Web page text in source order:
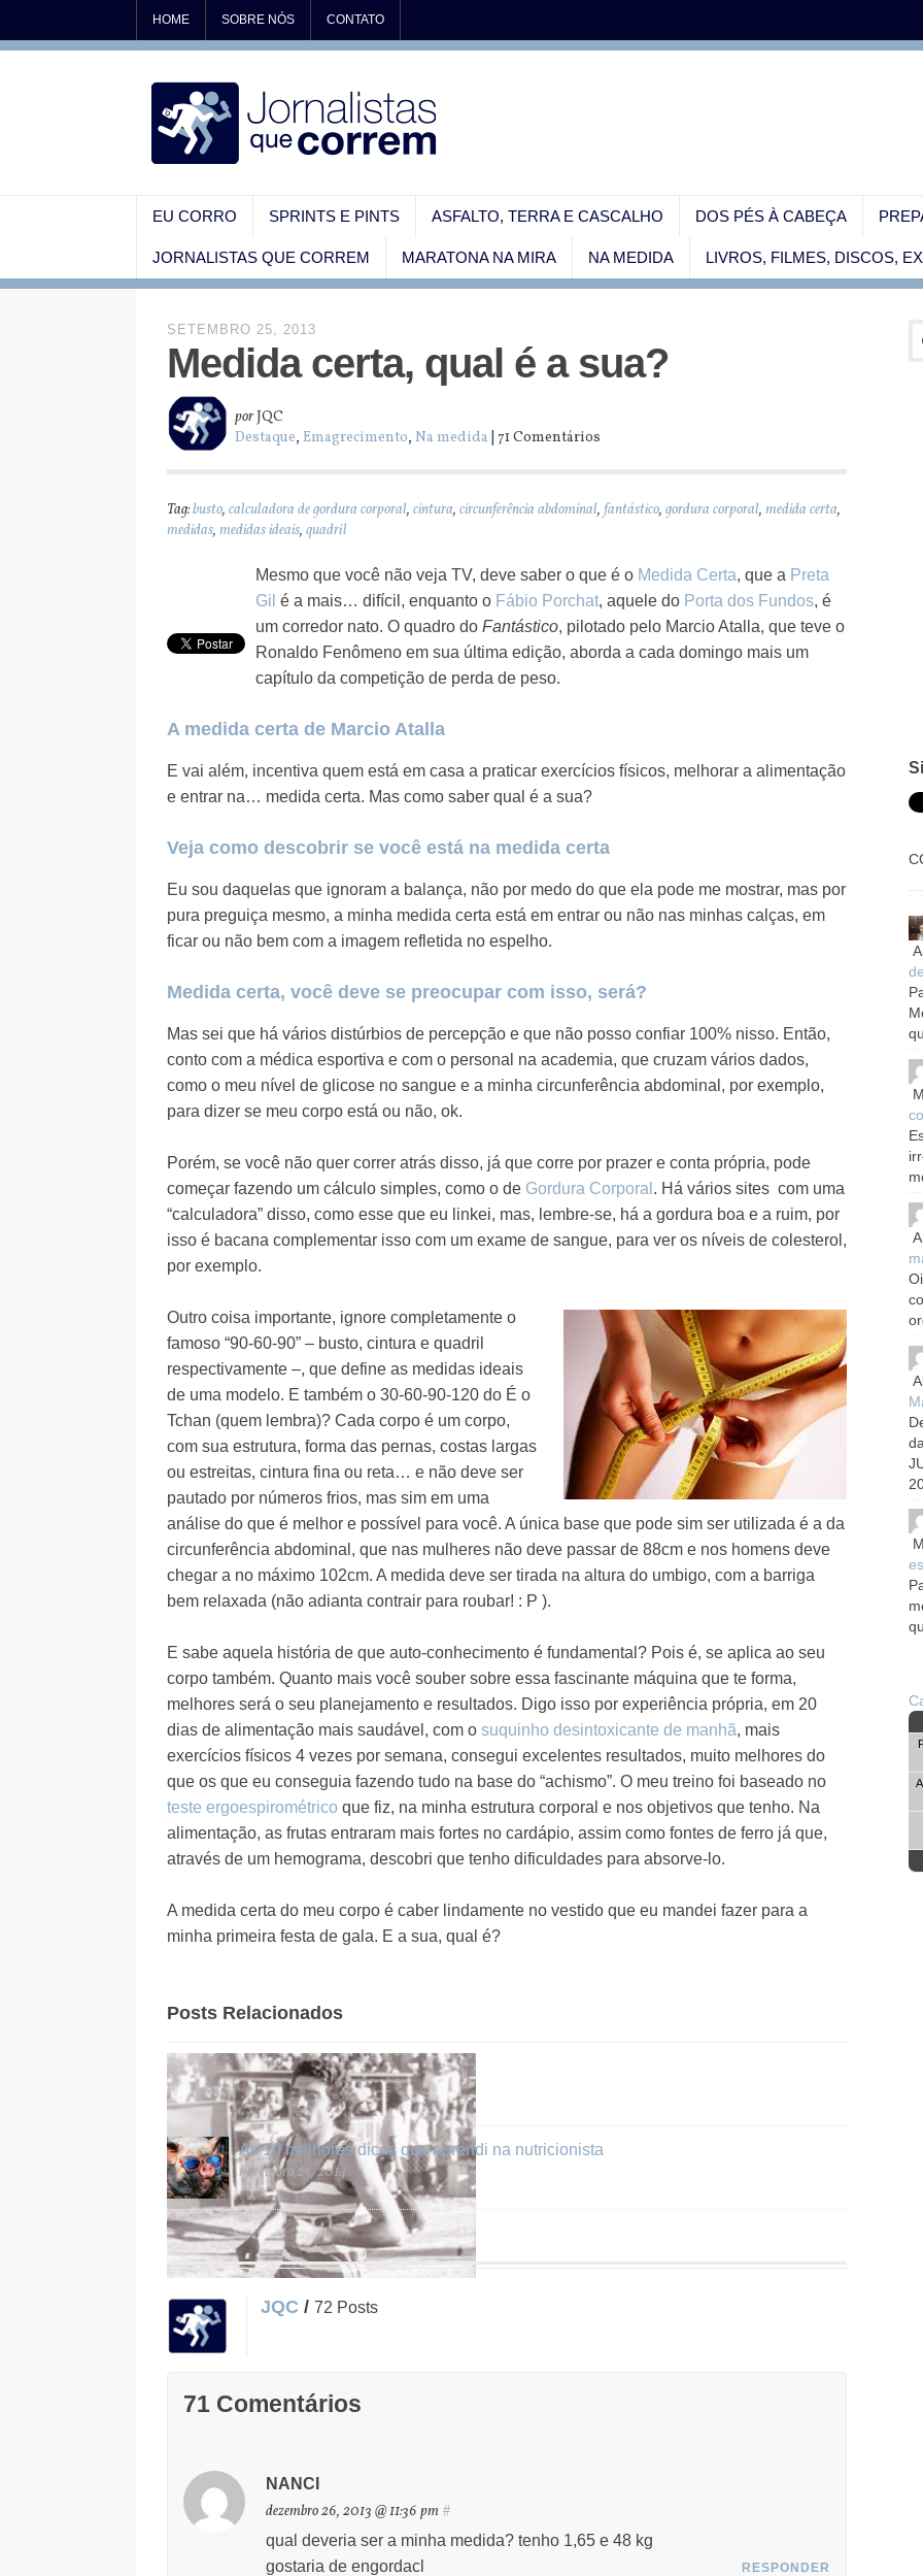
HOME SOBRE NÓS CONTATO
EU CORRO SPRINTS E PINTS ASFALTO, TERRA E CASCALHO DOS PÉS À CABEÇA
JORNALISTAS QUE CORREM MARATONA NA MIRA NA MEDIDA LIVROS, FILMES, DISCOS,
SETEMBRO 25, 2013
Medida certa, qual é a sua?
porJQC
Destaque, Emagrecimento, Na medida | 71 Comentários
Tag:busto, calculadora de gordura corporal, cintura, circunferência abdominal, fantástico, gordura corporal, medida certa,
medidas, medidas ideais, quadril
Mesmo que você não veja TV, deve saber o que é o Medida Certa, que a Preta
Gil é a mais… difícil, enquanto o Fábio Porchat, aquele do Porta dos Fundos, é
um corredor nato. O quadro do Fantástico, pilotado pelo Marcio Atalla, que teve o
Ronaldo Fenômeno em sua última edição, aborda a cada domingo mais um
capítulo da competição de perda de peso.
A medida certa de Marcio Atalla
E vai além, incentiva quem está em casa a praticar exercícios físicos, melhorar a alimentação
e entrar na… medida certa. Mas como saber qual é a sua?
Veja como descobrir se você está na medida certa
Eu sou daquelas que ignoram a balança, não por medo do que ela pode me mostrar, mas por
pura preguiça mesmo, a minha medida certa está em entrar ou não nas minhas calças, em
ficar ou não bem com a imagem refletida no espelho.
Medida certa, você deve se preocupar com isso, será?
Mas sei que há vários distúrbios de percepção e que não posso confiar 100% nisso. Então,
conto com a médica esportiva e com o personal na academia, que cruzam vários dados,
como o meu nível de glicose no sangue e a minha circunferência abdominal, por exemplo,
para dizer se meu corpo está ou não, ok.
Porém, se você não quer correr atrás disso, já que corre por prazer e conta própria, pode
começar fazendo um cálculo simples, como o de Gordura Corporal . Há vários sites com uma
“calculadora” disso, como esse que eu linkei, mas, lembre-se, há a gordura boa e a ruim, por
isso é bacana complementar isso com um exame de sangue, para ver os níveis de colesterol,
por exemplo.
Outro coisa importante, ignore completamente o
famoso “90-60-90” – busto, cintura e quadril
respectivamente –, que define as medidas ideais
de uma modelo. E também o 30-60-90-120 do É o
Tchan (quem lembra)? Cada corpo é um corpo,
com sua estrutura, forma das pernas, costas largas
ou estreitas, cintura fina ou reta… e não deve ser
pautado por números frios, mas sim em uma
análise do que é melhor e possível para você. A única base que pode sim ser utilizada é a da
circunferência abdominal, que nas mulheres não deve passar de 88cm e nos homens deve
chegar a no máximo 102cm. A medida deve ser tirada na altura do umbigo, com a barriga
bem relaxada (não adianta contrair para roubar! : P ).
E sabe aquela história de que auto-conhecimento é fundamental? Pois é, se aplica ao seu
corpo também. Quanto mais você souber sobre essa fascinante máquina que te forma,
melhores será o seu planejamento e resultados. Digo isso por experiência própria, em 20
dias de alimentação mais saudável, com o suquinho desintoxicante de manhã, mais
exercícios físicos 4 vezes por semana, consegui excelentes resultados, muito melhores do
que os que eu conseguia fazendo tudo na base do “achismo”. O meu treino foi baseado no
teste ergoespirométrico que fiz, na minha estrutura corporal e nos objetivos que tenho. Na
alimentação, as frutas entraram mais fortes no cardápio, assim como fontes de ferro já que,
através de um hemograma, descobri que tenho dificuldades para absorve-lo.
A medida certa do meu corpo é caber lindamente no vestido que eu mandei fazer para a
minha primeira festa de gala. E a sua, qual é?
Posts Relacionados
Detetives sensíveis
novembro 7, 2013
As 10 melhores dicas que aprendi na nutricionista
novembro 25, 2014
JQC / 72 Posts
71 Comentários
NANCI
dezembro 26, 2013 @ 11:36 pm #
qual deveria ser a minha medida? tenho 1,65 e 48 kg
gostaria de engordacl
RESPONDER